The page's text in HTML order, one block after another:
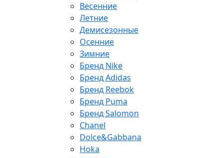
Весенние
Летние
Демисезонные
Осенние
Зимние
Бренд Nike
Бренд Adidas
Бренд Reebok
Бренд Puma
Бренд Salomon
Chanel
Dolce&Gabbana
Hoka